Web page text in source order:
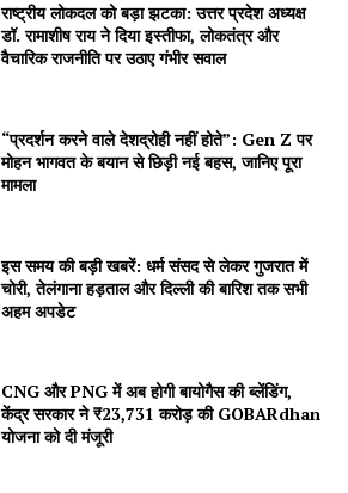
राष्ट्रीय लोकदल को बड़ा झटका: उत्तर प्रदेश अध्यक्ष
डॉ. रामाशीष राय ने दिया इस्तीफा, लोकतंत्र और
वैचारिक राजनीति पर उठाए गंभीर सवाल
“प्रदर्शन करने वाले देशद्रोही नहीं होते”: Gen Z पर
मोहन भागवत के बयान से छिड़ी नई बहस, जानिए पूरा
मामला
इस समय की बड़ी खबरें: धर्म संसद से लेकर गुजरात में
चोरी, तेलंगाना हड़ताल और दिल्ली की बारिश तक सभी
अहम अपडेट
CNG और PNG में अब होगी बायोगैस की ब्लेंडिंग,
केंद्र सरकार ने ₹23,731 करोड़ की GOBARdhan
योजना को दी मंजूरी